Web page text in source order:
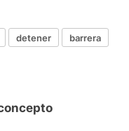
detener
barrera